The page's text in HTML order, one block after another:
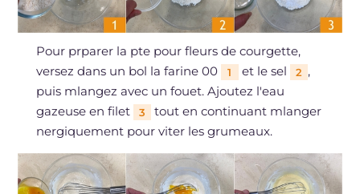
Pour prparer la pte pour fleurs de courgette,
versez dans un bol la farine 00
1 et le sel 2 ,
puis mlangez avec un fouet. Ajoutez l'eau
gazeuse en filet
3
tout en continuant mlanger
nergiquement pour viter les grumeaux.